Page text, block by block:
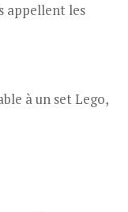
appellent les
à un set Lego,